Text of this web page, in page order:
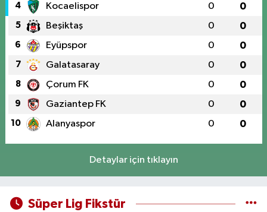
4 Kocaelispor 0 0
5 Beşiktaş 0 0
6 Eyüpspor 0 0
7 Galatasaray 0 0
8 Çorum FK 0 0
9 Gaziantep FK 0 0
10 Alanyaspor 0 0
Detaylar için tıklayın
Süper Lig Fikstür